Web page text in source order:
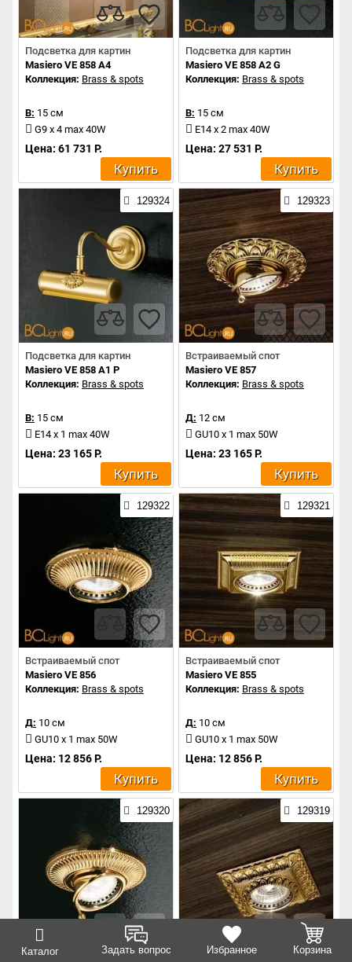
Каталог Задать вопрос Избранное Корзина
Подсветка для картин
Masiero VE 858 A4
Коллекция: Brass & spots
В: 15 см
G9 x 4 max 40W
Цена: 61 731 Р.
Купить
Подсветка для картин
Masiero VE 858 A2 G
Коллекция: Brass & spots
В: 15 см
E14 x 2 max 40W
Цена: 27 531 Р.
Купить
129324
Подсветка для картин
Masiero VE 858 A1 P
Коллекция: Brass & spots
В: 15 см
E14 x 1 max 40W
Цена: 23 165 Р.
Купить
129323
Встраиваемый спот
Masiero VE 857
Коллекция: Brass & spots
Д: 12 см
GU10 x 1 max 50W
Цена: 23 165 Р.
Купить
129322
Встраиваемый спот
Masiero VE 856
Коллекция: Brass & spots
Д: 10 см
GU10 x 1 max 50W
Цена: 12 856 Р.
Купить
129321
Встраиваемый спот
Masiero VE 855
Коллекция: Brass & spots
Д: 10 см
GU10 x 1 max 50W
Цена: 12 856 Р.
Купить
129320 129319